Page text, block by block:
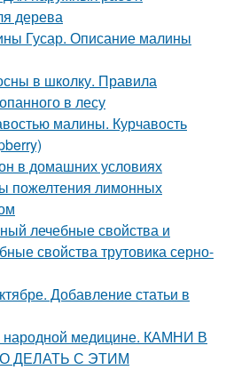
дерева
Гусар. Описание малины
в школку. Правила
в лесу
малины. Курчавость
в домашних условиях
пожелтения лимонных
лечебные свойства и
свойства трутовика серно-
Добавление статьи в
народной медицине. КАМНИ В
ДЕЛАТЬ С ЭТИМ